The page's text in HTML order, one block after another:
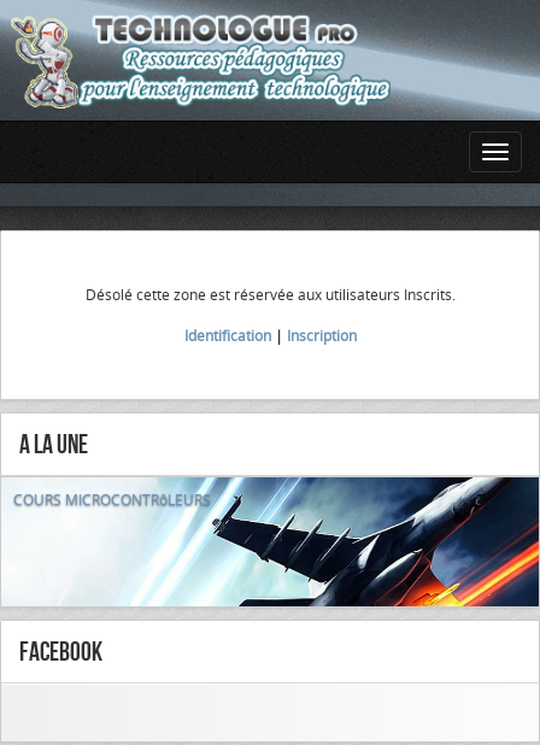
Désolé cette zone est réservée aux utilisateurs Inscrits.
Identification| Inscription
A la Une
COURS MICROCONTRôLEURS
FaceBook